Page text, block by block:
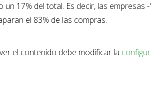
un 17% del total. Es decir, las
el 83% de las compras.
el contenido debe modificar la